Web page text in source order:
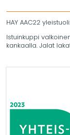
HAY AAC22 yleistuoli:
Istuinkuppi
kankaalla. Jalat